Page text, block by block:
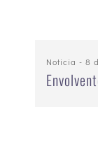
Noticia - 8